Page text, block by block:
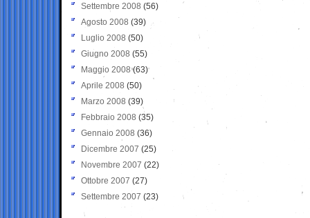
Settembre 2008 (56)
Agosto 2008 (39)
Luglio 2008 (50)
Giugno 2008 (55)
Maggio 2008(63)
Aprile 2008 (50)
Marzo 2008 (39)
Febbraio 2008 (35)
Gennaio 2008 (36)
Dicembre 2007 (25)
Novembre 2007 (22)
Ottobre 2007 (27)
Settembre 2007 (23)